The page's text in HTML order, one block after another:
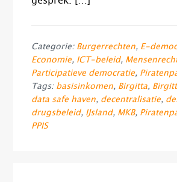
Categorie: Burgerrechten, E-
Economie, ICT-beleid,
Participatieve democratie,
Tags: basisinkomen, Birgitta,
data safe haven, decentralisatie,
drugsbeleid, IJsland, MKB,
PPIS